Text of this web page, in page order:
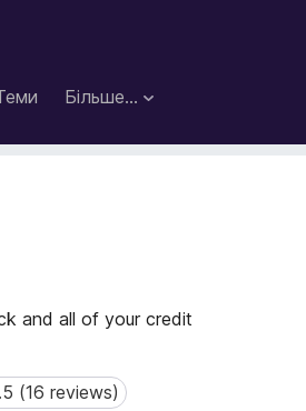
Більше…
and all of your credit
reviews)
(16 reviews)